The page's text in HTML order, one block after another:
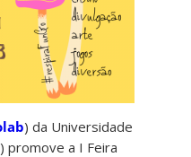
) da Universidade
promove a I Feira